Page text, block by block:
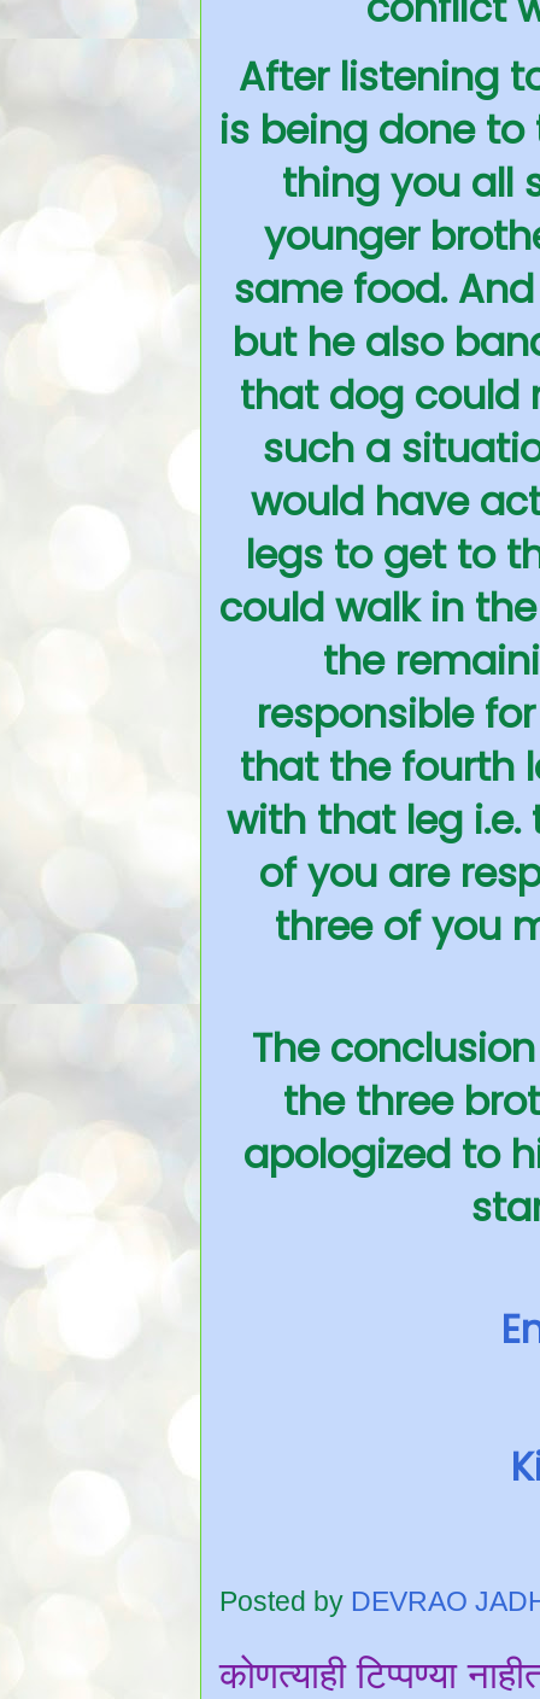
After listening
is being done to
thing you all
younger
same food.
but he also
that dog could
such a
would have
legs to get to
could walk in
the
responsible
that the fourth
with that leg i.e.
of you are
three of you
The
the three
apologized to
Posted by DEVRAO
कोणत्याही टिप्पण्‍या